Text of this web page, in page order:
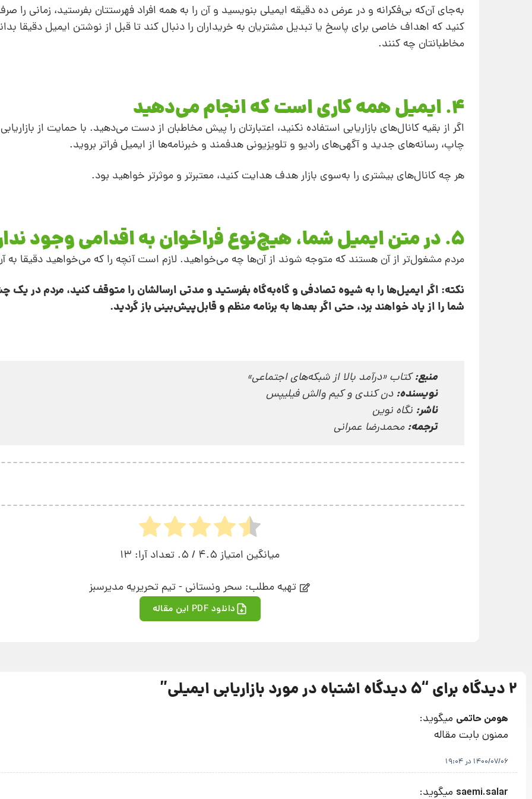
به‌جای آن‌که بی‌فکرانه و در عرض ده دقیقه ایمیلی بنویسید و آن را به همه افراد فهرستتان بفرستید، زمانی را
کنید که اهداف خاصی برای پاسخ یا تبدیل مشتریان به خریداران را دنبال کند تا قبل از نوشتن ایمیل دقیقا
مخاطبانتان چه کنند.
4. ایمیل همه کاری است که انجام می‌دهید
اگر از بقیه کانال‌های بازاریابی استفاده نکنید، اعتبارتان را پیش مخاطبان از دست می‌دهید. با حمایت از
چاپ، رسانه‌های جدید و آگهی‌های رادیو و تلویزیونی هدفمند و خبرنامه‌ها از ایمیل فراتر بروید.
هر چه کانال‌های بیشتری را به‌سوی بازار هدف هدایت کنید، معتبرتر و موثرتر خواهید بود.
5. در متن ایمیل شما، هیچ‌نوع فراخوان به اقدامی وجود ندارد
مردم مشغول‌تر از آن هستند که متوجه شوند از آن‌ها چه می‌خواهید. لازم است آنچه را که می‌خواهید دقیقا به
نکته: اگر ایمیل‌ها را به شیوه تصادفی و گاه‌به‌گاه بفرستید و مدتی ارسالشان را متوقف کنید، مردم در یک
شما را از یاد خواهند برد، حتی اگر بعدها به برنامه منظم و قابل‌پیش‌بینی باز گردید.
منبع:کتاب «درآمد بالا از شبکه‌های اجتماعی»
نویسنده: دن کندی و کیم والش فیلیپس
ناشر: نگاه نوین
ترجمه: محمدرضا عمرانی
میانگین امتیاز 4.5 / 5. تعداد آرا:
13
تهیه مطلب: سحر ونستانی - تیم تحریریه مدیرسبز
دانلود PDF این مقاله
2 دیدگاه برای “ 5 دیدگاه اشتباه در مورد بازاریابی ایمیلی ”
هومن حاتمی میگوید:
ممنون بابت مقاله
1400/07/06 در 19:04
saemi.salar میگوید: